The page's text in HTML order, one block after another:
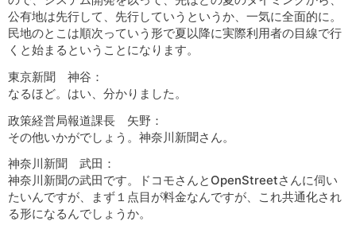
公有地は先行して、先行していうというか、一気に全面的に。
民地のとこは順次っていう形で夏以降に実際利用者の目線で行
くと始まるということになります。
東京新聞 神谷：
なるほど。はい、分かりました。
政策経営局報道課長 矢野：
その他いかがでしょう。神奈川新聞さん。
神奈川新聞 武田：
神奈川新聞の武田です。ドコモさんとOpenStreetさんに伺い
たいんですが、まず１点目が料金なんですが、これ共通化され
る形になるんでしょうか。